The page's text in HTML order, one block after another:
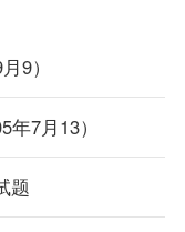
9）
7月13）
题